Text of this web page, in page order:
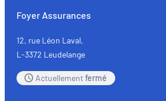
Foyer Assurances
12, rue Léon Laval,
L-3372 Leudelange
Actuellementfermé